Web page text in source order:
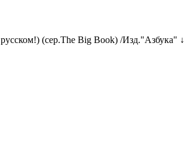
(сер.The Big Book) /Изд."Азбука" ↓